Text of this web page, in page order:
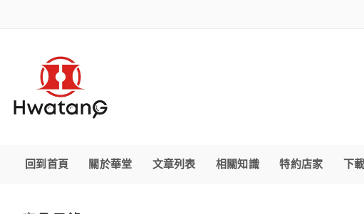
回到首頁 關於華堂 文章列表 相關知識 特約店家 下